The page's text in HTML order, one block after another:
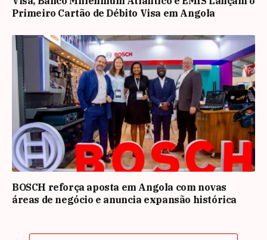
Primeiro Cartão de Débito Visa em Angola
BOSCH reforça aposta em Angola com novas
áreas de negócio e anuncia expansão histórica